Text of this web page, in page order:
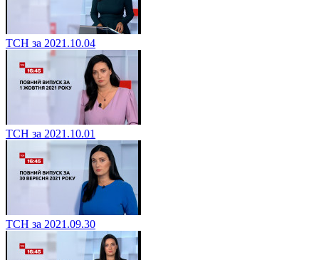
ТСН за 2021.10.04
ТСН за 2021.10.01
ТСН за 2021.09.30